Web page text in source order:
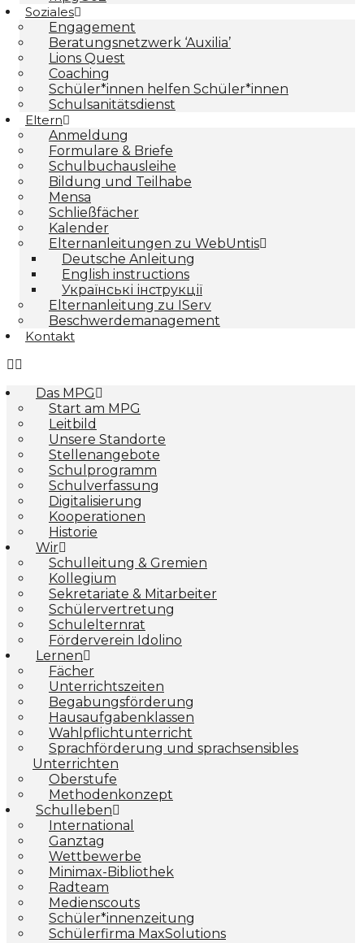
Soziales
Engagement
Beratungsnetzwerk ‘Auxilia’
Lions Quest
Coaching
Schüler*innen helfen Schüler*innen
Schulsanitätsdienst
Eltern
Anmeldung
Formulare & Briefe
Schulbuchausleihe
Bildung und Teilhabe
Mensa
Schließfächer
Kalender
Elternanleitungen zu WebUntis
Deutsche Anleitung
English instructions
Українські інструкції
Elternanleitung zu IServ
Beschwerdemanagement
Kontakt
Das MPG
Start am MPG
Leitbild
Unsere Standorte
Stellenangebote
Schulprogramm
Schulverfassung
Digitalisierung
Kooperationen
Historie
Wir
Schulleitung & Gremien
Kollegium
Sekretariate & Mitarbeiter
Schülervertretung
Schulelternrat
Förderverein Idolino
Lernen
Fächer
Unterrichtszeiten
Begabungs­förderung
Hausaufgabenklassen
Wahlpflichtunterricht
Sprachförderung und sprachsensibles
Unterrichten
Oberstufe
Methodenkonzept
Schulleben
International
Ganztag
Wettbewerbe
Minimax-Bibliothek​
Radteam
Medienscouts
Schüler*innenzeitung
Schülerfirma MaxSolutions